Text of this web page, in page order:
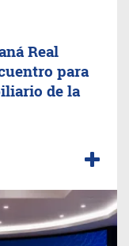
Real
para
de la